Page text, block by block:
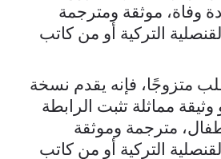
وفاة، موثقة ومترجمة
التركية أو من كاتب
متزوجًا، فإنه يقدم نسخة
مماثلة تثبت الرابطة
مترجمة وموثقة
التركية أو من كاتب